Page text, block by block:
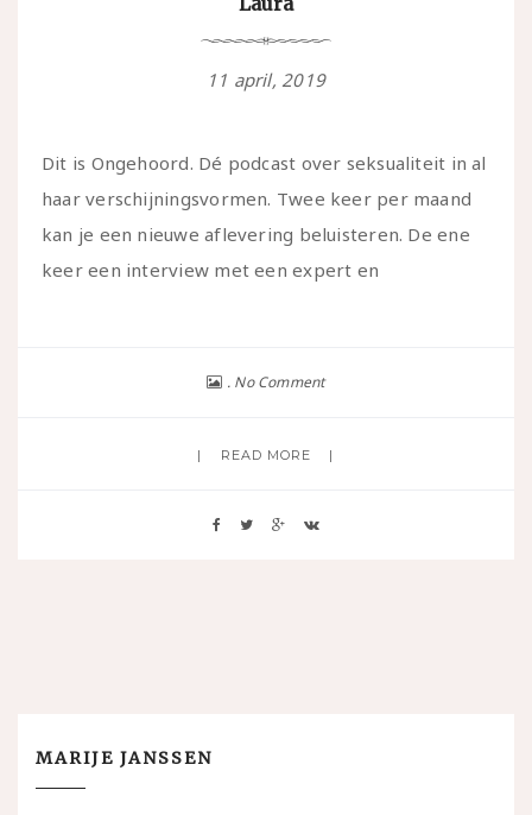
11 april, 2019
Dit is Ongehoord. Dé podcast over seksualiteit in al
haar verschijningsvormen. Twee keer per maand
kan je een nieuwe aflevering beluisteren. De ene
keer een interview met een expert en
No Comment
READ MORE
MARIJE JANSSEN